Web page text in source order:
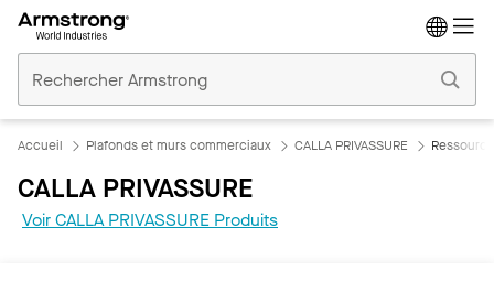
Plafonds
Commerciaux
Accueil Plafonds et murs commerciaux CALLA PRIVASSURE
CALLA PRIVASSURE
Voir CALLA PRIVASSURE Produits